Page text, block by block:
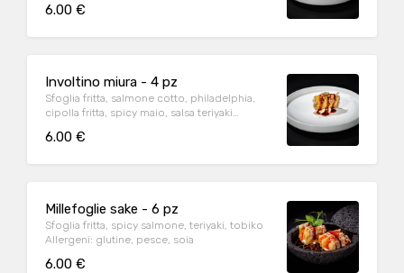
6.00 €
Involtino miura - 4 pz
Sfoglia fritta, salmone cotto, philadelphia,
cipolla fritta, spicy maio, salsa teriyaki
6.00 €
Millefoglie sake - 6 pz
Sfoglia fritta, spicy salmone, teriyaki, tobiko
Allergeni: glutine, pesce, soia
6.00 €